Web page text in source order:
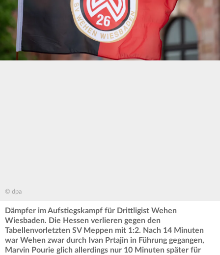
© dpa
Dämpfer im Aufstiegskampf für Drittligist Wehen
Wiesbaden. Die Hessen verlieren gegen den
Tabellenvorletzten SV Meppen mit 1:2. Nach 14 Minuten
war Wehen zwar durch Ivan Prtajin in Führung gegangen,
Marvin Pourie glich allerdings nur 10 Minuten später für